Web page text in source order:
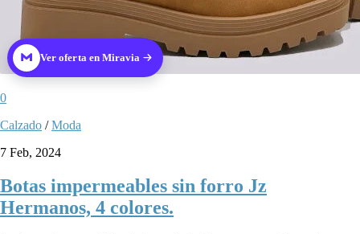
Ver oferta en Miravia
0
Calzado /Moda
7 Feb, 2024
Botas impermeables sin forro Jz
Hermanos, 4 colores.